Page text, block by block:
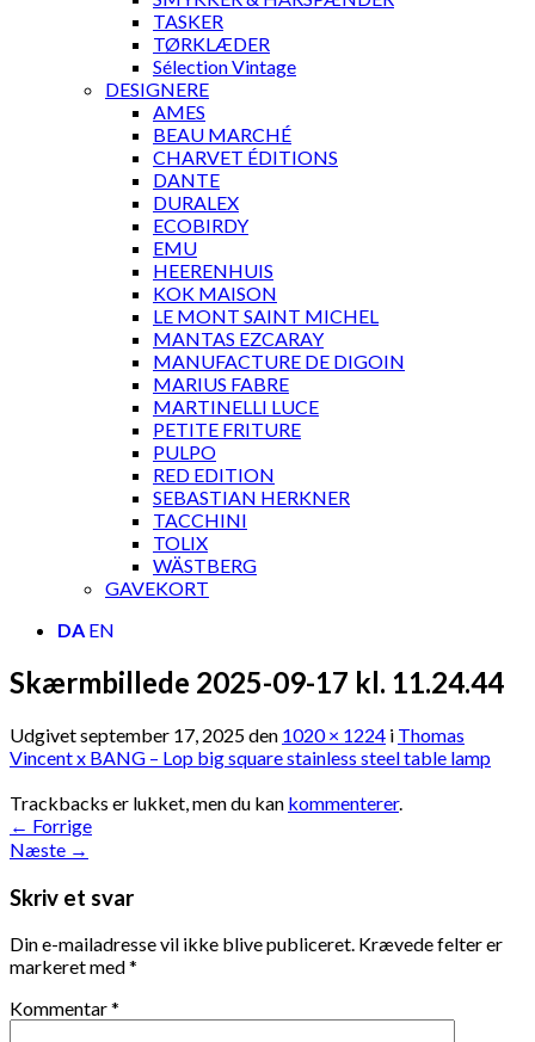
TASKER
TØRKLÆDER
Sélection Vintage
DESIGNERE
AMES
BEAU MARCHÉ
CHARVET ÉDITIONS
DANTE
DURALEX
ECOBIRDY
EMU
HEERENHUIS
KOK MAISON
LE MONT SAINT MICHEL
MANTAS EZCARAY
MANUFACTURE DE DIGOIN
MARIUS FABRE
MARTINELLI LUCE
PETITE FRITURE
PULPO
RED EDITION
SEBASTIAN HERKNER
TACCHINI
TOLIX
WÄSTBERG
GAVEKORT
DA EN
Skærmbillede 2025-09-17 kl. 11.24.44
Udgivetseptember 17, 2025den 1020 × 1224 i Thomas
Vincent x BANG – Lop big square stainless steel table lamp
Trackbacks er lukket, men du kan kommenterer.
← Forrige
Næste →
Skriv et svar
Din e-mailadresse vil ikke blive publiceret. Krævede felter er
markeret med*
Kommentar*